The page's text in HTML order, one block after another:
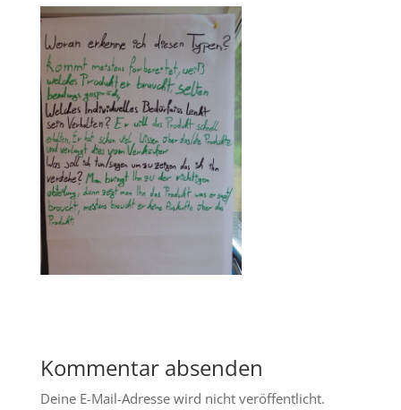
Kommentar absenden
Deine E-Mail-Adresse wird nicht veröffentlicht.